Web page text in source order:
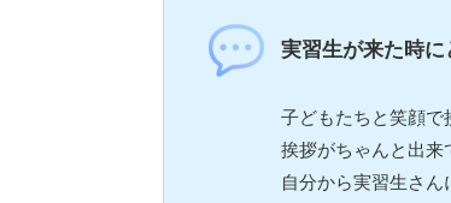
実習生が来た時に
子どもたちと笑顔で
挨拶がちゃんと出来
自分から実習生さ